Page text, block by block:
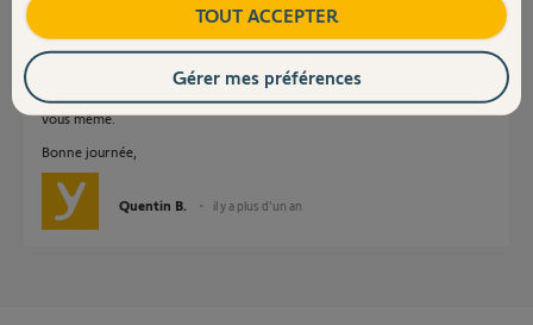
fil noir, il représente généralement la phase montée ou descente lorsque
vous câblez un moteur filaire.
Si vous n'êtes pas à l'aise avec l'électricité, je vous recommande
fortement de contacter un électricien pour éviter tout problème pour
vous même.
Bonne journée,
Quentin B. il y a plus d'un an
TOUT ACCEPTER
Gérer mes préférences